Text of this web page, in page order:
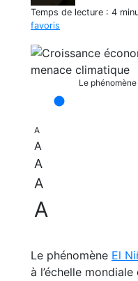
Temps de lecture : 4
favoris
Le
A
A
A
A
A
Le phénomène El
à l’échelle